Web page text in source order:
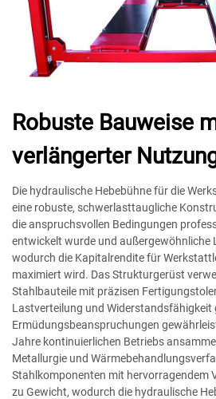
Robuste Bauweise
verlängerter
Die hydraulische Hebebühne für die
eine robuste, schwerlasttaugliche
die anspruchsvollen Bedingungen
entwickelt wurde und außergewöhnliche
wodurch die Kapitalrendite für
maximiert wird. Das Strukturgerüst
Stahlbauteile mit präzisen
Lastverteilung und Widerstandsfähigkeit
Ermüdungsbeanspruchungen
Jahre kontinuierlichen Betriebs
Metallurgie und
Stahlkomponenten mit hervorragendem
zu Gewicht, wodurch die hydraulische